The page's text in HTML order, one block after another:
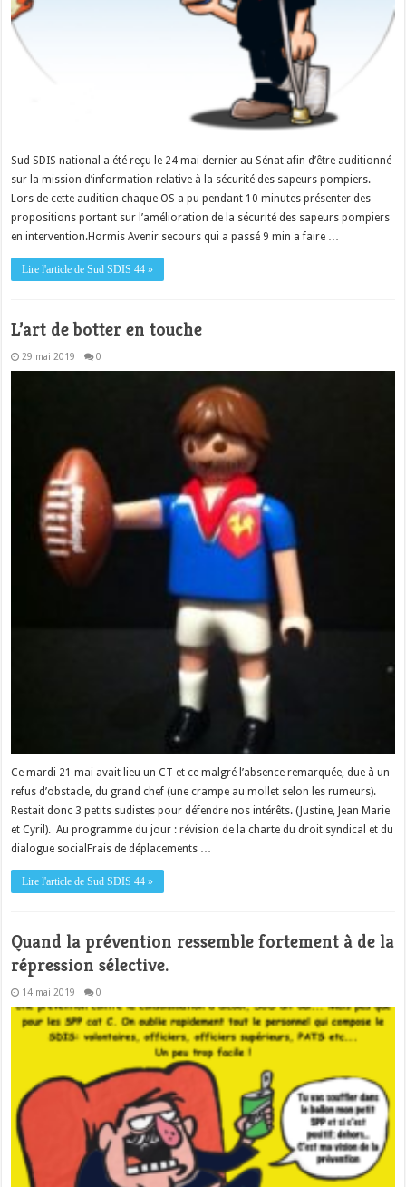
Sud SDIS national a été reçu le 24 mai dernier au Sénat afin d’être auditionné
sur la mission d’information relative à la sécurité des sapeurs pompiers.
Lors de cette audition chaque OS a pu pendant 10 minutes présenter des
propositions portant sur l’amélioration de la sécurité des sapeurs pompiers
en intervention.Hormis Avenir secours qui a passé 9 min a faire …
Lire l'article de Sud SDIS 44 »
L’art de botter en touche
29 mai 2019 0
Ce mardi 21 mai avait lieu un CT et ce malgré l’absence remarquée, due à un
refus d’obstacle, du grand chef (une crampe au mollet selon les rumeurs).
Restait donc 3 petits sudistes pour défendre nos intérêts. (Justine, Jean Marie
et Cyril). Au programme du jour : révision de la charte du droit syndical et du
dialogue socialFrais de déplacements …
Lire l'article de Sud SDIS 44 »
Quand la prévention ressemble fortement à de la
répression sélective.
14 mai 2019 0